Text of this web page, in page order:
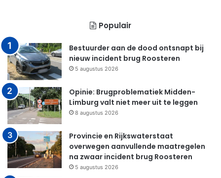
Populair
Bestuurder aan de dood ontsnapt bij
nieuw incident brug Roosteren
5 augustus 2026
Opinie: Brugproblematiek Midden-
Limburg valt niet meer uit te leggen
8 augustus 2026
Provincie en Rijkswaterstaat
overwegen aanvullende maatregelen
na zwaar incident brug Roosteren
5 augustus 2026